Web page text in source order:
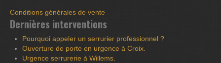
Conditions générales de vente
Dernières interventions
Pourquoi appeler un serrurier professionnel ?
Ouverture de porte en urgence à Croix.
Urgence serrurerie à Willems.